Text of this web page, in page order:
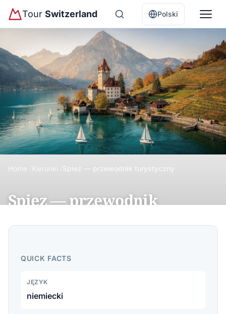
Tour Switzerland Polski
Home Kierunki Spiez — przewodnik turystyczny
Spiez — przewodnik
turystyczny
Jeziora Thun, piękne widoki na zatokę i relaksujące
Berneńskiego.
QUICK FACTS
JĘZYK
niemiecki